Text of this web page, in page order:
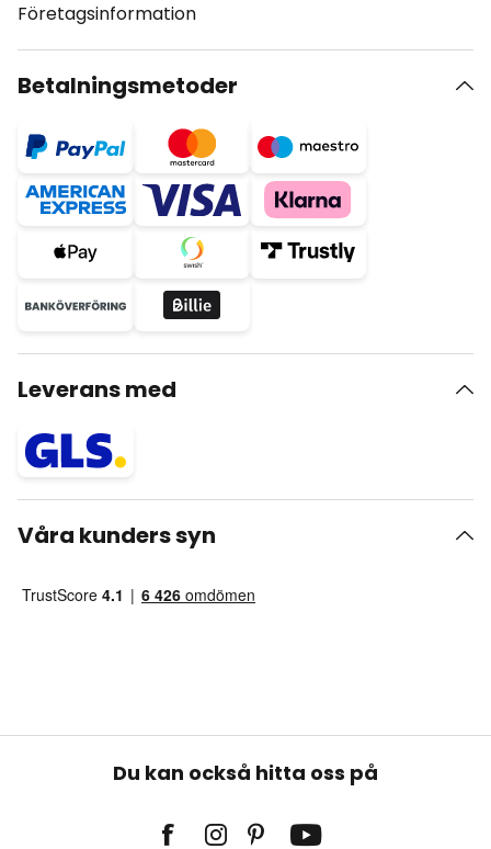
Företagsinformation
Betalningsmetoder
Leverans med
Våra kunders syn
Du kan också hitta oss på